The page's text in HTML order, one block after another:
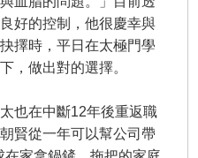
好的控制，他很慶幸與
擇時，平日在太極門學
，做出對的選擇。
在中斷12年後重返職
賢從一年可以幫公司帶